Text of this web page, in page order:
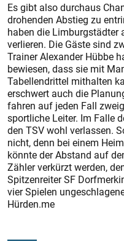
Es gibt also durchaus
drohenden Abstieg zu
haben die Limburgstädter
verlieren. Die Gäste sind
Trainer Alexander Hübbe
bewiesen, dass sie mit
Tabellendrittel mithalten
erschwert auch die
fahren auf jeden Fall
sportliche Leiter. Im Falle
den TSV wohl verlassen.
nicht, denn bei einem
könnte der Abstand auf
Zähler verkürzt werden,
Spitzenreiter SF
vier Spielen
Hürden.me